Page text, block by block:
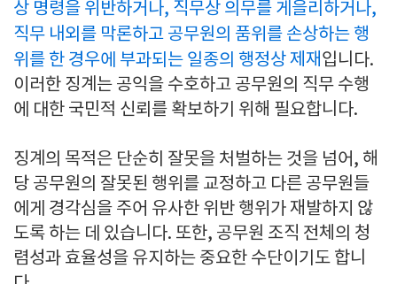
상 명령을 위반하거나, 직무상 의무를 게을리하거나,
직무 내외를 막론하고 공무원의 품위를 손상하는 행
위를 한 경우에 부과되는 일종의 행정상 제재입니다.
이러한 징계는 공익을 수호하고 공무원의 직무 수행
에 대한 국민적 신뢰를 확보하기 위해 필요합니다.
징계의 목적은 단순히 잘못을 처벌하는 것을 넘어, 해
당 공무원의 잘못된 행위를 교정하고 다른 공무원들
에게 경각심을 주어 유사한 위반 행위가 재발하지 않
도록 하는 데 있습니다. 또한, 공무원 조직 전체의 청
렴성과 효율성을 유지하는 중요한 수단이기도 합니